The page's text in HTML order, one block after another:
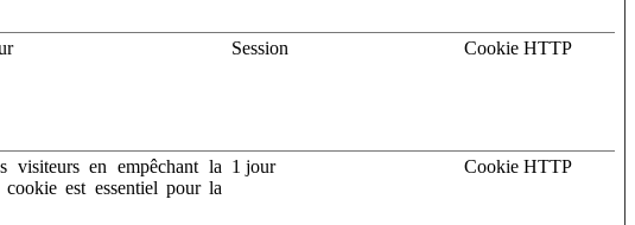
Session Cookie HTTP
visiteurs en empêchant la
est essentiel pour la
1 jour Cookie HTTP